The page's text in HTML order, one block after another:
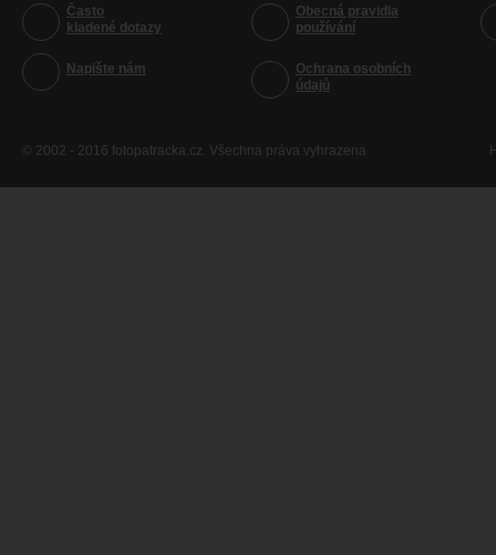
Často
kladené dotazy
Napište nám
Obecná pravidla
používání
Ochrana osobních
údajů
© 2002 - 2016 fotopatracka.cz. Všechna práva vyhrazena